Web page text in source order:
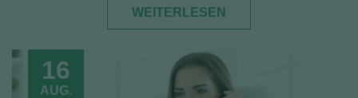
WEITERLESEN
16
AUG.